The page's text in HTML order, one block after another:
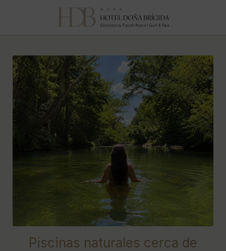
[{"url":"https:\/\/synergy.booking-
channel.com\/api\/hotels\/622\/medias\/519#Hotel
Do\u00f1a Br\u00edgida - Salamanca
Forum_Salamanca_Piscinas naturales cerca de Salamanca
para combatir el calor este verano","name":""}]
Piscinas naturales cerca de